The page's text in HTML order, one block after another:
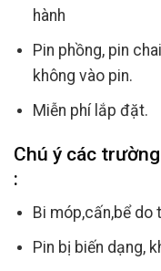
hành
Pin phồng, pin
không vào pin.
Miễn phí lắp đặt.
Chú ý các
:
Bi móp,cấn,bể do
Pin bị biến dạng,